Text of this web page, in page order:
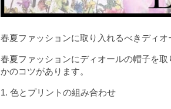
春夏ファッションに取り入れるべきディオ
春夏ファッションにディオールの帽子を
かのコツがあります。
1. 色とプリントの組み合わせ